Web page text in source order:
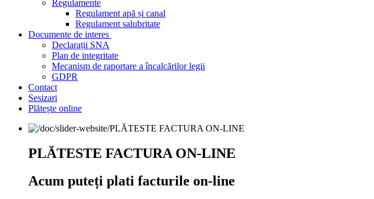
Regulamente
Regulament apă și canal
Regulament salubritate
Documente de interes
Declarații SNA
Plan de integritate
Mecanism de raportare a încalcărilor legii
GDPR
Contact
Sesizari
Plătește online
PLĂTESTE FACTURA ON-LINE
Acum puteți plati facturile on-line